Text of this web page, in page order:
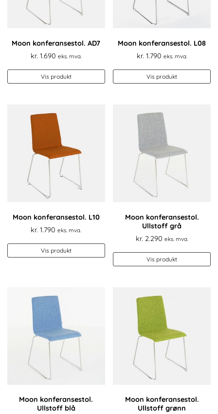
Moon konferansestol. AD7
kr. 1.690 eks. mva.
Vis produkt
Moon konferansestol. L08
kr. 1.790 eks. mva.
Vis produkt
Moon konferansestol. L10
kr. 1.790 eks. mva.
Vis produkt
Moon konferansestol.
Ullstoff grå
kr. 2.290 eks. mva.
Vis produkt
Moon konferansestol.
Ullstoff blå
Moon konferansestol.
Ullstoff grønn